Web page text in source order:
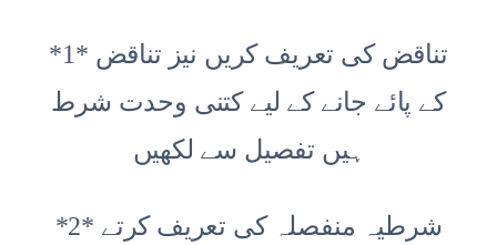
*1* تناقض کی تعریف کریں نیز تناقض
کے پائے جانے کے لیے کتنی وحدت شرط
ہیں تفصیل سے لکھیں
*2* شرطیہ منفصلہ کی تعریف کرتے